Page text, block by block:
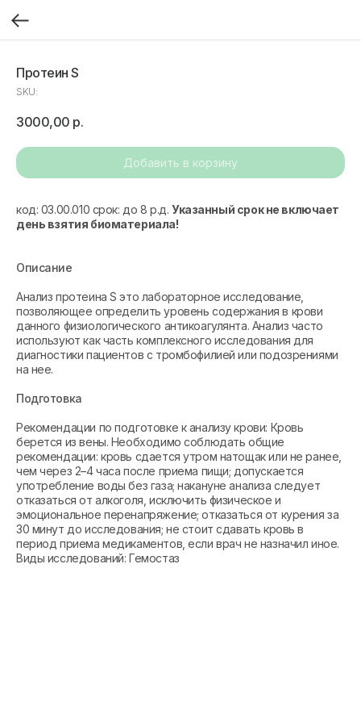
Протеин S
SKU:
3000,00 р.
Добавить в корзину
код: 03.00.010 срок: до 8 р.д. Указанный срок не включает
день взятия биоматериала!
Описание
Анализ протеина S это лабораторное исследование,
позволяющее определить уровень содержания в крови
данного физиологического антикоагулянта. Анализ часто
используют как часть комплексного исследования для
диагностики пациентов с тромбофилией или подозрениями
на нее.
Подготовка
Рекомендации по подготовке к анализу крови: Кровь
берется из вены. Необходимо соблюдать общие
рекомендации: кровь сдается утром натощак или не ранее,
чем через 2–4 часа после приема пищи; допускается
употребление воды без газа; накануне анализа следует
отказаться от алкоголя, исключить физическое и
эмоциональное перенапряжение; отказаться от курения за
30 минут до исследования; не стоит сдавать кровь в
период приема медикаментов, если врач не назначил иное.
Виды исследований: Гемостаз